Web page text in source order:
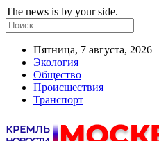
The news is by your side.
Пятница, 7 августа, 2026
Экология
Общество
Происшествия
Транспорт